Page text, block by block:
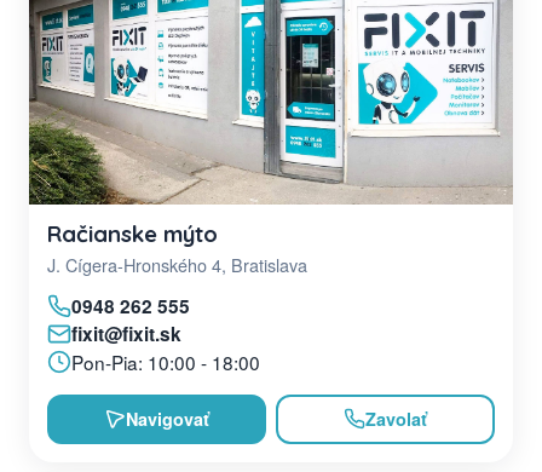
Račianske mýto
J. Cígera-Hronského 4, Bratislava
0948 262 555
fixit@fixit.sk
Pon-Pia: 10:00 - 18:00
Navigovať Zavolať